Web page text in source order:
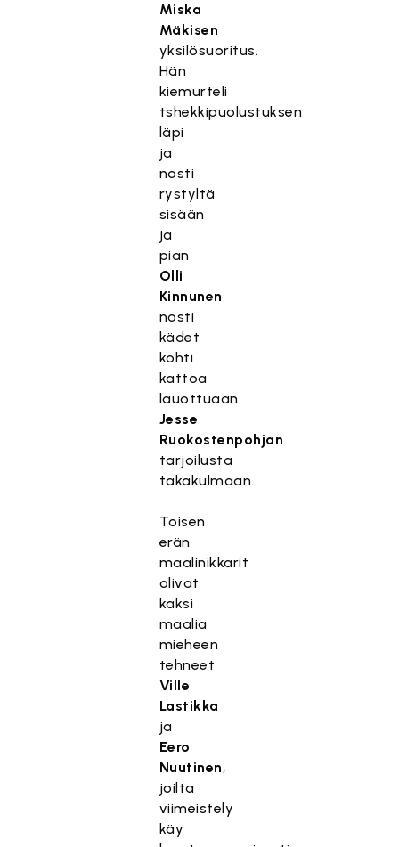
Miska
Mäkisen
yksilösuoritus.
Hän
kiemurteli
tshekkipuolustuksen
läpi
ja
nosti
rystyltä
sisään
ja
pian
Olli
Kinnunen
nosti
kädet
kohti
kattoa
lauottuaan
Jesse
Ruokostenpohjan
tarjoilusta
takakulmaan.
Toisen
erän
maalinikkarit
olivat
kaksi
maalia
mieheen
tehneet
Ville
Lastikka
ja
Eero
Nuutinen,
joilta
viimeistely
käy